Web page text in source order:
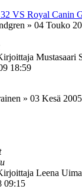
VS Royal Canin
» 04 Touko
Mustasaari
18:59
» 03 Kesä
Leena
09:15